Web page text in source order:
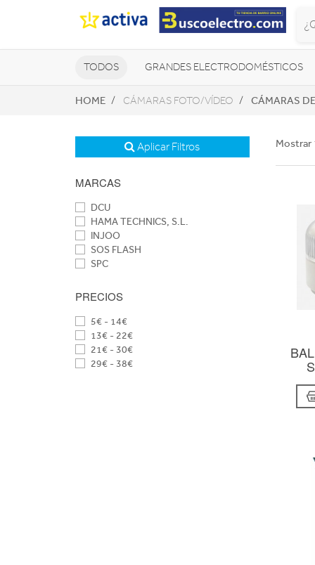
TODOS GRANDES ELECTRODOMÉSTICOS
TELEVISORES Y REPRODUCTORES
NAVEGADORES GPS
HOME CÁMARAS FOTO/VÍDEO CÁMARAS
Aplicar Filtros
MARCAS
DCU
HAMA TECHNICS, S.L.
INJOO
SOS FLASH
SPC
PRECIOS
5€ - 14€
13€ - 22€
21€ - 30€
29€ - 38€
Mostrar